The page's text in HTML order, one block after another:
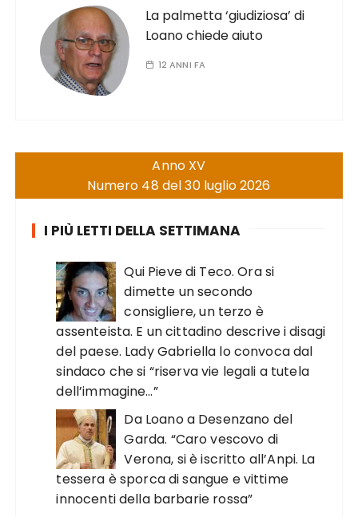
La palmetta ‘giudiziosa’ di
Loano chiede aiuto
12 ANNI FA
Anno XV
Numero 48 del 30 luglio 2026
I PIÙ LETTI DELLA SETTIMANA
Qui Pieve di Teco. Ora si
dimette un secondo
consigliere, un terzo è
assenteista. E un cittadino descrive i disagi
del paese. Lady Gabriella lo convoca dal
sindaco che si “riserva vie legali a tutela
dell’immagine…”
Da Loano a Desenzano del
Garda. “Caro vescovo di
Verona, si è iscritto all’Anpi. La
tessera è sporca di sangue e vittime
innocenti della barbarie rossa”